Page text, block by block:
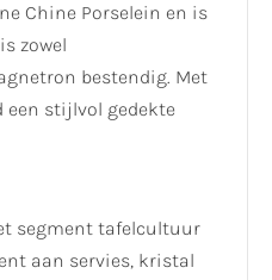
Chine Porselein en is
zowel
bestendig. Met
stijlvol gedekte
segment tafelcultuur
aan servies, kristal